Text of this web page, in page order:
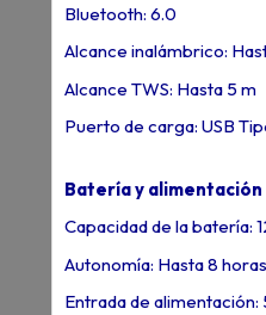
Bluetooth: 6.0
Alcance inalámbrico:
Alcance TWS: Hasta 5 m
Puerto de carga: USB
Batería y alimentación
Capacidad de la batería:
Autonomía: Hasta 8 horas
Entrada de